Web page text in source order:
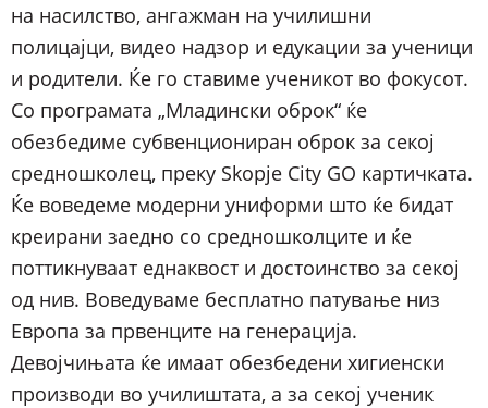
на насилство, ангажман на училишни
полицајци, видео надзор и едукации за ученици
и родители. Ќе го ставиме ученикот во фокусот.
Со програмата „Младински оброк“ ќе
обезбедиме субвенциониран оброк за секој
средношколец, преку Skopje City GO картичката.
Ќе воведеме модерни униформи што ќе бидат
креирани заедно со средношколците и ќе
поттикнуваат еднаквост и достоинство за секој
од нив. Воведуваме бесплатно патување низ
Европа за првенците на генерација.
Девојчињата ќе имаат обезбедени хигиенски
производи во училиштата, а за секој ученик